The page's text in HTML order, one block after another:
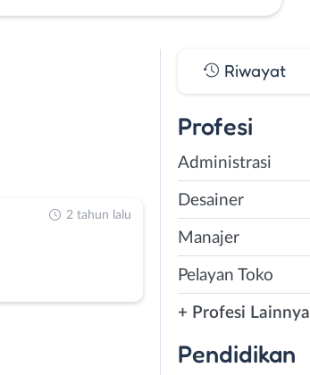
2 tahun lalu
Riwayat
Profesi
Administrasi
Desainer
Manajer
Pelayan Toko
+ Profesi Lainnya
Pendidikan